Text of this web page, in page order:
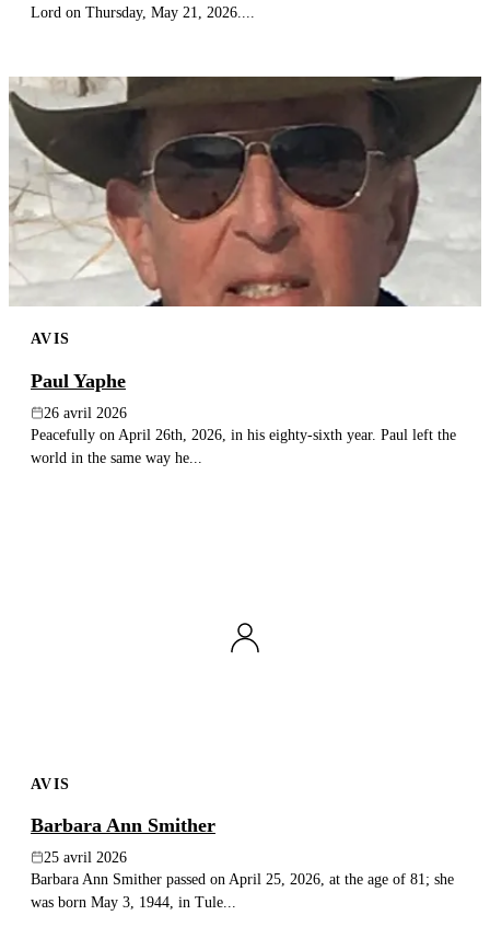
Lord on Thursday, May 21, 2026....
AVIS
Paul Yaphe
26 avril 2026
Peacefully on April 26th, 2026, in his eighty-sixth year. Paul left the
world in the same way he...
AVIS
Barbara Ann Smither
25 avril 2026
Barbara Ann Smither passed on April 25, 2026, at the age of 81; she
was born May 3, 1944, in Tule...